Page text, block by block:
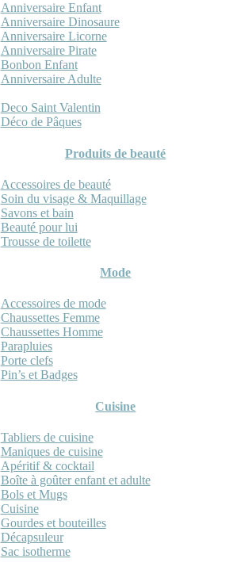
Anniversaire Enfant
Anniversaire Dinosaure
Anniversaire Licorne
Anniversaire Pirate
Bonbon Enfant
Anniversaire Adulte
Deco Saint Valentin
Déco de Pâques
Produits de beauté
Accessoires de beauté
Soin du visage & Maquillage
Savons et bain
Beauté pour lui
Trousse de toilette
Mode
Accessoires de mode
Chaussettes Femme
Chaussettes Homme
Parapluies
Porte clefs
Pin’s et Badges
Cuisine
Tabliers de cuisine
Maniques de cuisine
Apéritif & cocktail
Boîte à goûter enfant et adulte
Bols et Mugs
Cuisine
Gourdes et bouteilles
Décapsuleur
Sac isotherme